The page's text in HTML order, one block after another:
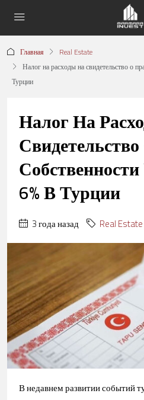
Главная
Real Estate
Налог на расходы на свидетельство о
Турции
Налог На
6% В Турции
3 года назад Real Estate
В недавнем развитии событий